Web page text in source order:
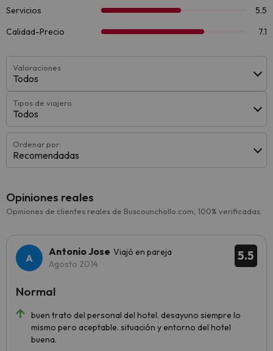
Valoraciones
Todos
Tipos de viajero
Todos
Ordenar por:
Recomendadas
Opiniones reales
Opiniones de clientes reales de Buscounchollo.com, 100% verificadas.
5.5
Antonio Jose Viajó en pareja
Agosto 2014
buen trato del personal del hotel. desayuno siempre lo
mismo pero aceptable. situación y entorno del hotel
buena.
Normal